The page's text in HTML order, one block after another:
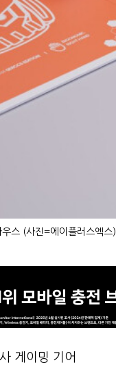
스 (사진=에이플러스엑스)
게이밍 기어